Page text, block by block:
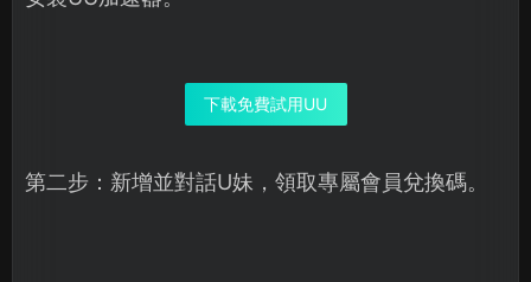
下載免費試用UU
第二步：新增並對話U妹，領取專屬會員兌換碼。